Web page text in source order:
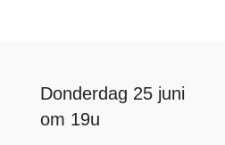
Donderdag 25 juni
om 19u